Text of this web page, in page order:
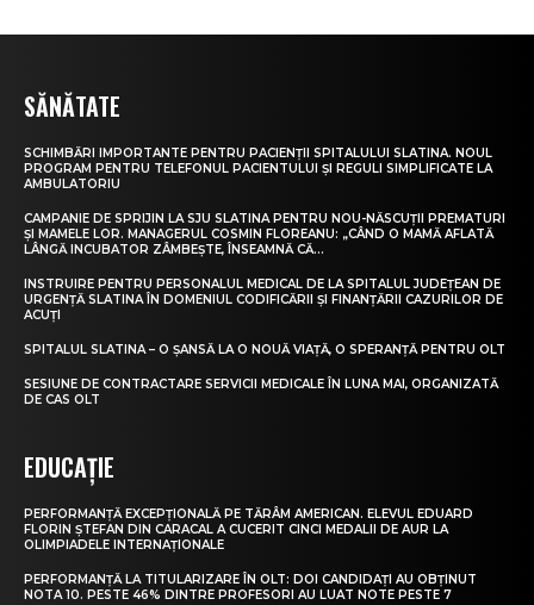
SĂNĂTATE
SCHIMBĂRI IMPORTANTE PENTRU PACIENȚII SPITALULUI SLATINA. NOUL
PROGRAM PENTRU TELEFONUL PACIENTULUI ȘI REGULI SIMPLIFICATE LA
AMBULATORIU
CAMPANIE DE SPRIJIN LA SJU SLATINA PENTRU NOU-NĂSCUȚII PREMATURI
ȘI MAMELE LOR. MANAGERUL COSMIN FLOREANU: „CÂND O MAMĂ AFLATĂ
LÂNGĂ INCUBATOR ZÂMBEȘTE, ÎNSEAMNĂ CĂ...
INSTRUIRE PENTRU PERSONALUL MEDICAL DE LA SPITALUL JUDEȚEAN DE
URGENȚĂ SLATINA ÎN DOMENIUL CODIFICĂRII ȘI FINANȚĂRII CAZURILOR DE
ACUȚI
SPITALUL SLATINA – O ȘANSĂ LA O NOUĂ VIAȚĂ, O SPERANȚĂ PENTRU OLT
SESIUNE DE CONTRACTARE SERVICII MEDICALE ÎN LUNA MAI, ORGANIZATĂ
DE CAS OLT
EDUCAȚIE
PERFORMANȚĂ EXCEPȚIONALĂ PE TĂRÂM AMERICAN. ELEVUL EDUARD
FLORIN ȘTEFAN DIN CARACAL A CUCERIT CINCI MEDALII DE AUR LA
OLIMPIADELE INTERNAȚIONALE
PERFORMANȚĂ LA TITULARIZARE ÎN OLT: DOI CANDIDAȚI AU OBȚINUT
NOTA 10. PESTE 46% DINTRE PROFESORI AU LUAT NOTE PESTE 7